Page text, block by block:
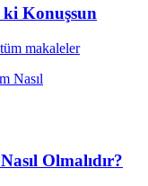
Konuşsun
tüm makaleler
Olmalıdır?